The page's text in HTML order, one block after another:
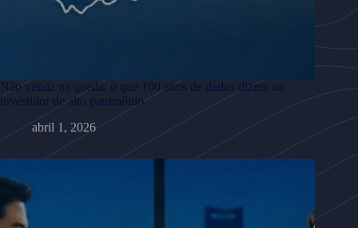
Não venda na queda: o que 100 anos de dados dizem ao
investidor de alto patrimônio
abril 1, 2026